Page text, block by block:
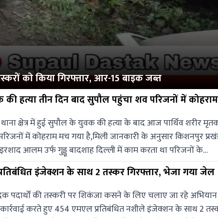
को किया गिरफ्तार, आर-15 बाइक जब्त
दिल्ली में युवक की हत्या तीन दिन बाद सुपौल पहुंचा शव परिजनों में कोहराम
क्षेत्र में हुई सुपौल के युवक की हत्या के बाद आज पार्थिव शरीर
में कोहराम मच गया है,मिली जानकारी के अनुसार किशनपुर
गोलियों से भून दिया गया,वही इस घटना में एक घायल बताया जाता है
मौके पर पहुंच कर घायल गुड्डू बादशाह को एम्स में भर्ती कराया जहां
घोषित कर दिया जिसके बाद दिल्ली पुलिस इसकी सूचना मृतक के
इंजेक्शन के साथ 2 तस्कर गिरफ्तार, भेजा गया जेल
पदार्थों की तस्करी पर शिकंजा कसने के लिए चलाए जा रहे
करते हुए 454 एमएल प्रतिबंधित नशीले इंजेक्शन के साथ 2